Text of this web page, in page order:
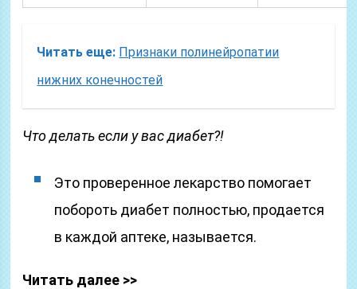
Читать еще: Признаки полинейропатии
нижних конечностей
Что делать если у вас диабет?!
Это проверенное лекарство помогает
побороть диабет полностью, продается
в каждой аптеке, называется.
Читать далее >>